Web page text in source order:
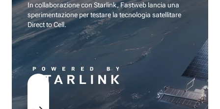
In collaborazione con Starlink, Fastweb lancia una
sperimentazione per testare la tecnologia satellitare
Direct to Cell.